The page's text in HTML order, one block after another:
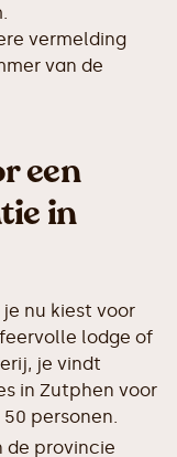
vermelding
van de
een
in
je nu kiest voor
lodge of
je vindt
in Zutphen voor
50 personen.
de provincie